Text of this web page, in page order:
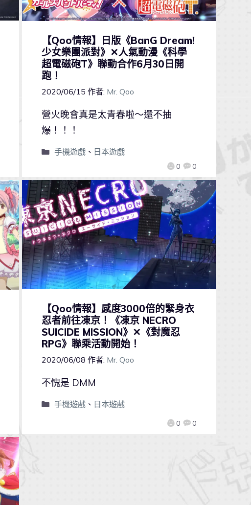
【Qoo情報】日版《BanG Dream!
少女樂團派對》✕人氣動漫《科學
超電磁砲T》聯動合作6月30日開
跑！
2020/06/15 作者: Mr. Qoo
0 0
營火晚會真是太青春啦～還不抽
爆！！！
手機遊戲、 日本遊戲
【Qoo情報】感度3000倍的緊身衣
忍者前往凍京！《凍京 NECRO
SUICIDE MISSION》✕《對魔忍
RPG》聯乘活動開始！
2020/06/08 作者: Mr. Qoo
0 0
不愧是 DMM
手機遊戲、 日本遊戲